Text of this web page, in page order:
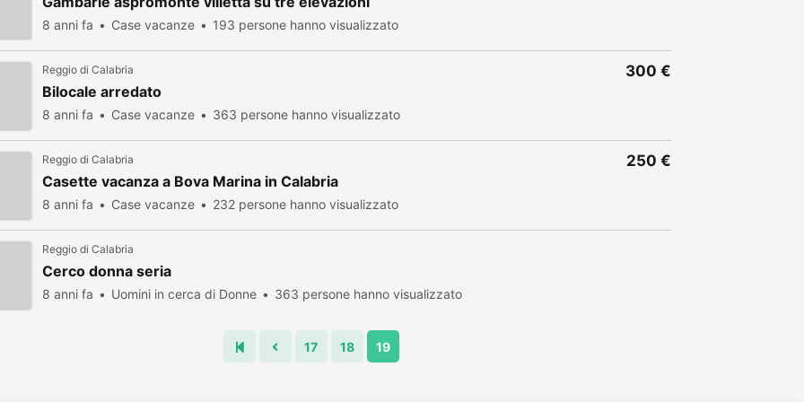
8 anni fa Case vacanze 193 persone hanno visualizzato
Reggio di Calabria
Bilocale arredato
8 anni fa Case vacanze 363 persone hanno visualizzato
300 €
Reggio di Calabria
Casette vacanza a Bova Marina in Calabria
8 anni fa Case vacanze 232 persone hanno visualizzato
250 €
Reggio di Calabria
Cerco donna seria
8 anni fa Uomini in cerca di Donne 363 persone hanno visualizzato
17 18 19